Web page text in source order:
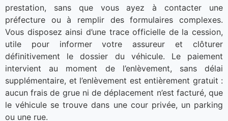
prestation, sans que vous ayez à contacter une
préfecture ou à remplir des formulaires complexes.
Vous disposez ainsi d’une trace officielle de la cession,
utile pour informer votre assureur et clôturer
définitivement le dossier du véhicule. Le paiement
intervient au moment de l’enlèvement, sans délai
supplémentaire, et l’enlèvement est entièrement gratuit :
aucun frais de grue ni de déplacement n’est facturé, que
le véhicule se trouve dans une cour privée, un parking
ou une rue.